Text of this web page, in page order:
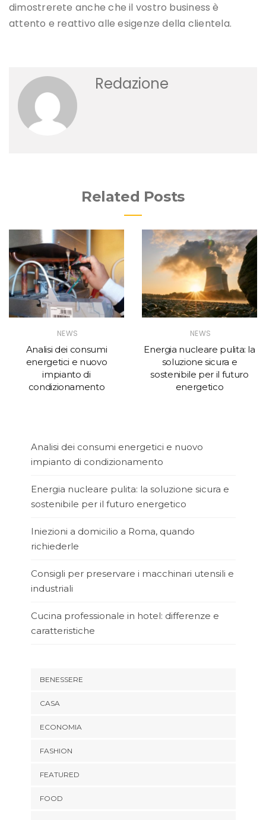
dimostrerete anche che il vostro business è
attento e reattivo alle esigenze della clientela.
Redazione
Related Posts
NEWS
Analisi dei consumi
energetici e nuovo
impianto di
condizionamento
NEWS
Energia nucleare pulita: la
soluzione sicura e
sostenibile per il futuro
energetico
Analisi dei consumi energetici e nuovo
impianto di condizionamento
Energia nucleare pulita: la soluzione sicura e
sostenibile per il futuro energetico
Iniezioni a domicilio a Roma, quando
richiederle
Consigli per preservare i macchinari utensili e
industriali
Cucina professionale in hotel: differenze e
caratteristiche
BENESSERE
CASA
ECONOMIA
FASHION
FEATURED
FOOD